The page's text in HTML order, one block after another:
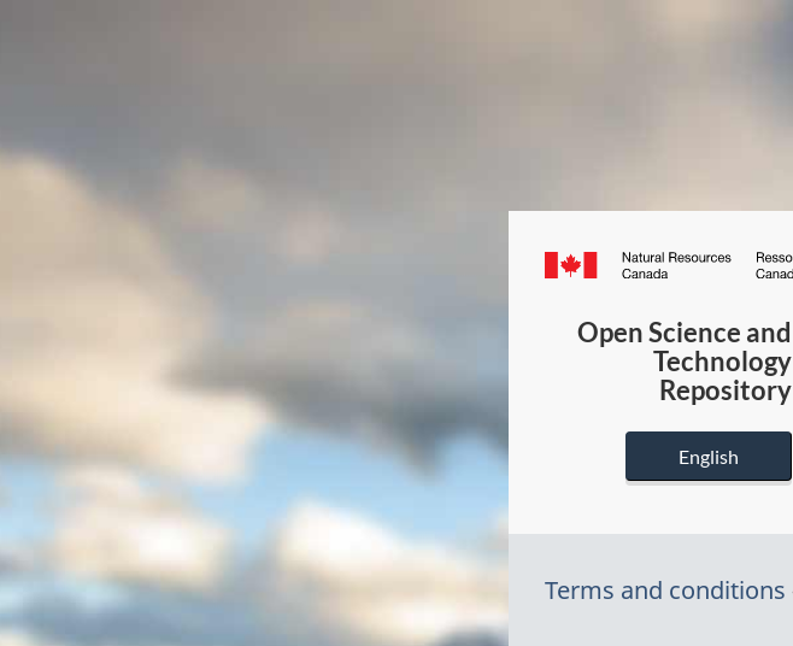
Canada.ca
Open Science and
Technology
Repository
English
Terms and conditions